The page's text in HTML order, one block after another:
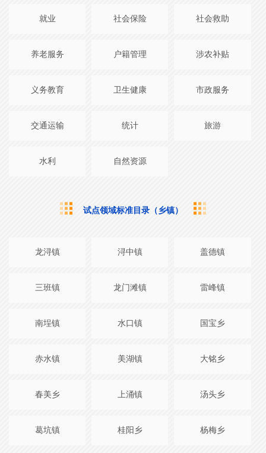
就业 社会保险 社会救助
养老服务 户籍管理 涉农补贴
义务教育 卫生健康 市政服务
交通运输 统计 旅游
水利 自然资源
试点领域标准目录（乡镇）
龙浔镇 浔中镇 盖德镇
三班镇 龙门滩镇 雷峰镇
南埕镇 水口镇 国宝乡
赤水镇 美湖镇 大铭乡
春美乡 上涌镇 汤头乡
葛坑镇 桂阳乡 杨梅乡